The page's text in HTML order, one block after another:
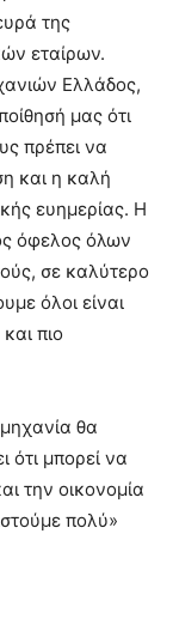
της
εταίρων.
Ελλάδος,
μας ότι
πρέπει να
και η καλή
ευημερίας. Η
όφελος όλων
σε καλύτερο
όλοι είναι
πιο
θα
ότι μπορεί να
την οικονομία
πολύ»